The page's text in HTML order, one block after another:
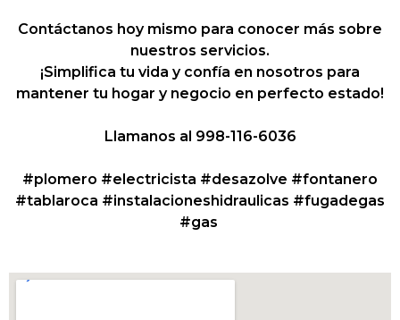
Contáctanos hoy mismo para conocer más sobre
nuestros servicios.
¡Simplifica tu vida y confía en nosotros para
mantener tu hogar y negocio en perfecto estado!
Llamanos al 998-116-6036
#plomero #electricista #desazolve #fontanero
#tablaroca #instalacioneshidraulicas #fugadegas
#gas